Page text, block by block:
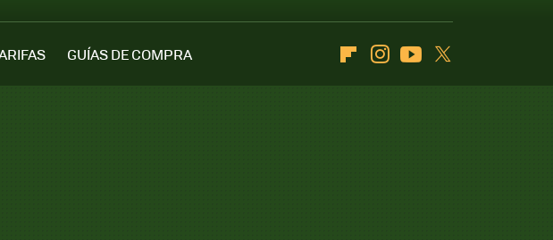
GUÍAS DE COMPRA
FlipboardInstagramYoutube